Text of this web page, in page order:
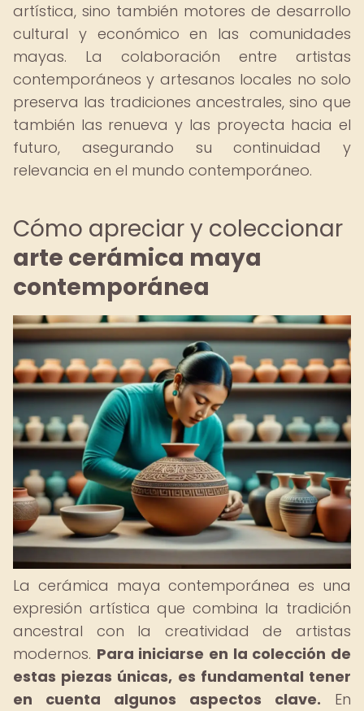
artística, sino también motores de desarrollo
cultural y económico en las comunidades
mayas. La colaboración entre artistas
contemporáneos y artesanos locales no solo
preserva las tradiciones ancestrales, sino que
también las renueva y las proyecta hacia el
futuro, asegurando su continuidad y
relevancia en el mundo contemporáneo.
Cómo apreciar y coleccionar
arte cerámica maya
contemporánea
La cerámica maya contemporánea es una
expresión artística que combina la tradición
ancestral con la creatividad de artistas
modernos. Para iniciarse en la colección de
estas piezas únicas, es fundamental tener
en cuenta algunos aspectos clave. En